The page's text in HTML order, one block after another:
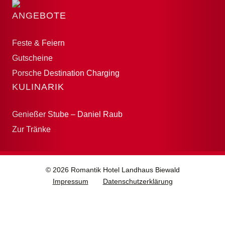
ANGEBOTE
Feste & Feiern
Gutscheine
Porsche Destination Charging
KULINARIK
Genießer Stube – Daniel Raub
Zur Tränke
© 2026 Romantik Hotel Landhaus Biewald
Impressum
Datenschutzerklärung